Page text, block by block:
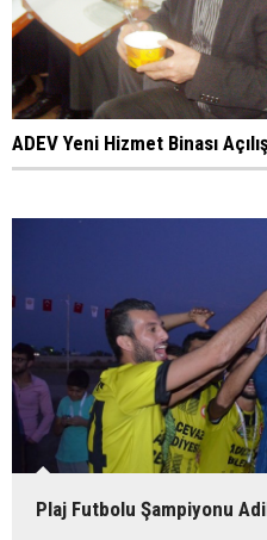
ADEV Yeni Hizmet Binası
Plaj Futbolu Şampiyonu